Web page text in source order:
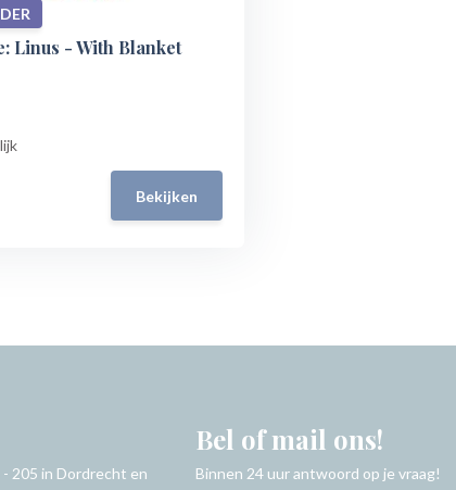
Linus - With Blanket
Bekijken
205 in Dordrecht en
Bel of mail ons!
Binnen 24 uur antwoord op je vraag!